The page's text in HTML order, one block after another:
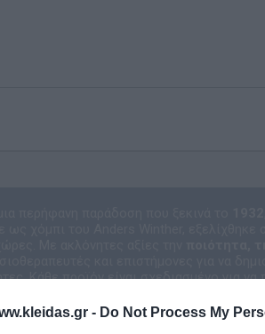
- Do Not Process My
Κάθε προϊόν είναι σχεδιασμένο για
οικογένεια,